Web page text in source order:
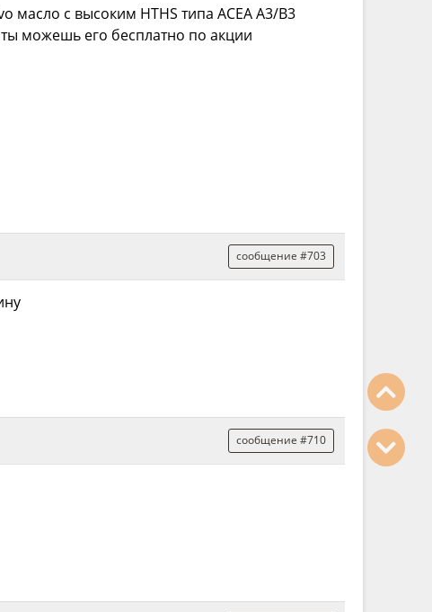
масло с высоким HTHS типа ACEA A3/B3
можешь его бесплатно по акции
сообщение #703
сообщение #710